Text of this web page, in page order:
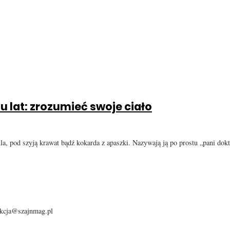
lat: zrozumieć swoje ciało
pod szyją krawat bądź kokarda z apaszki. Nazywają ją po prostu „pani